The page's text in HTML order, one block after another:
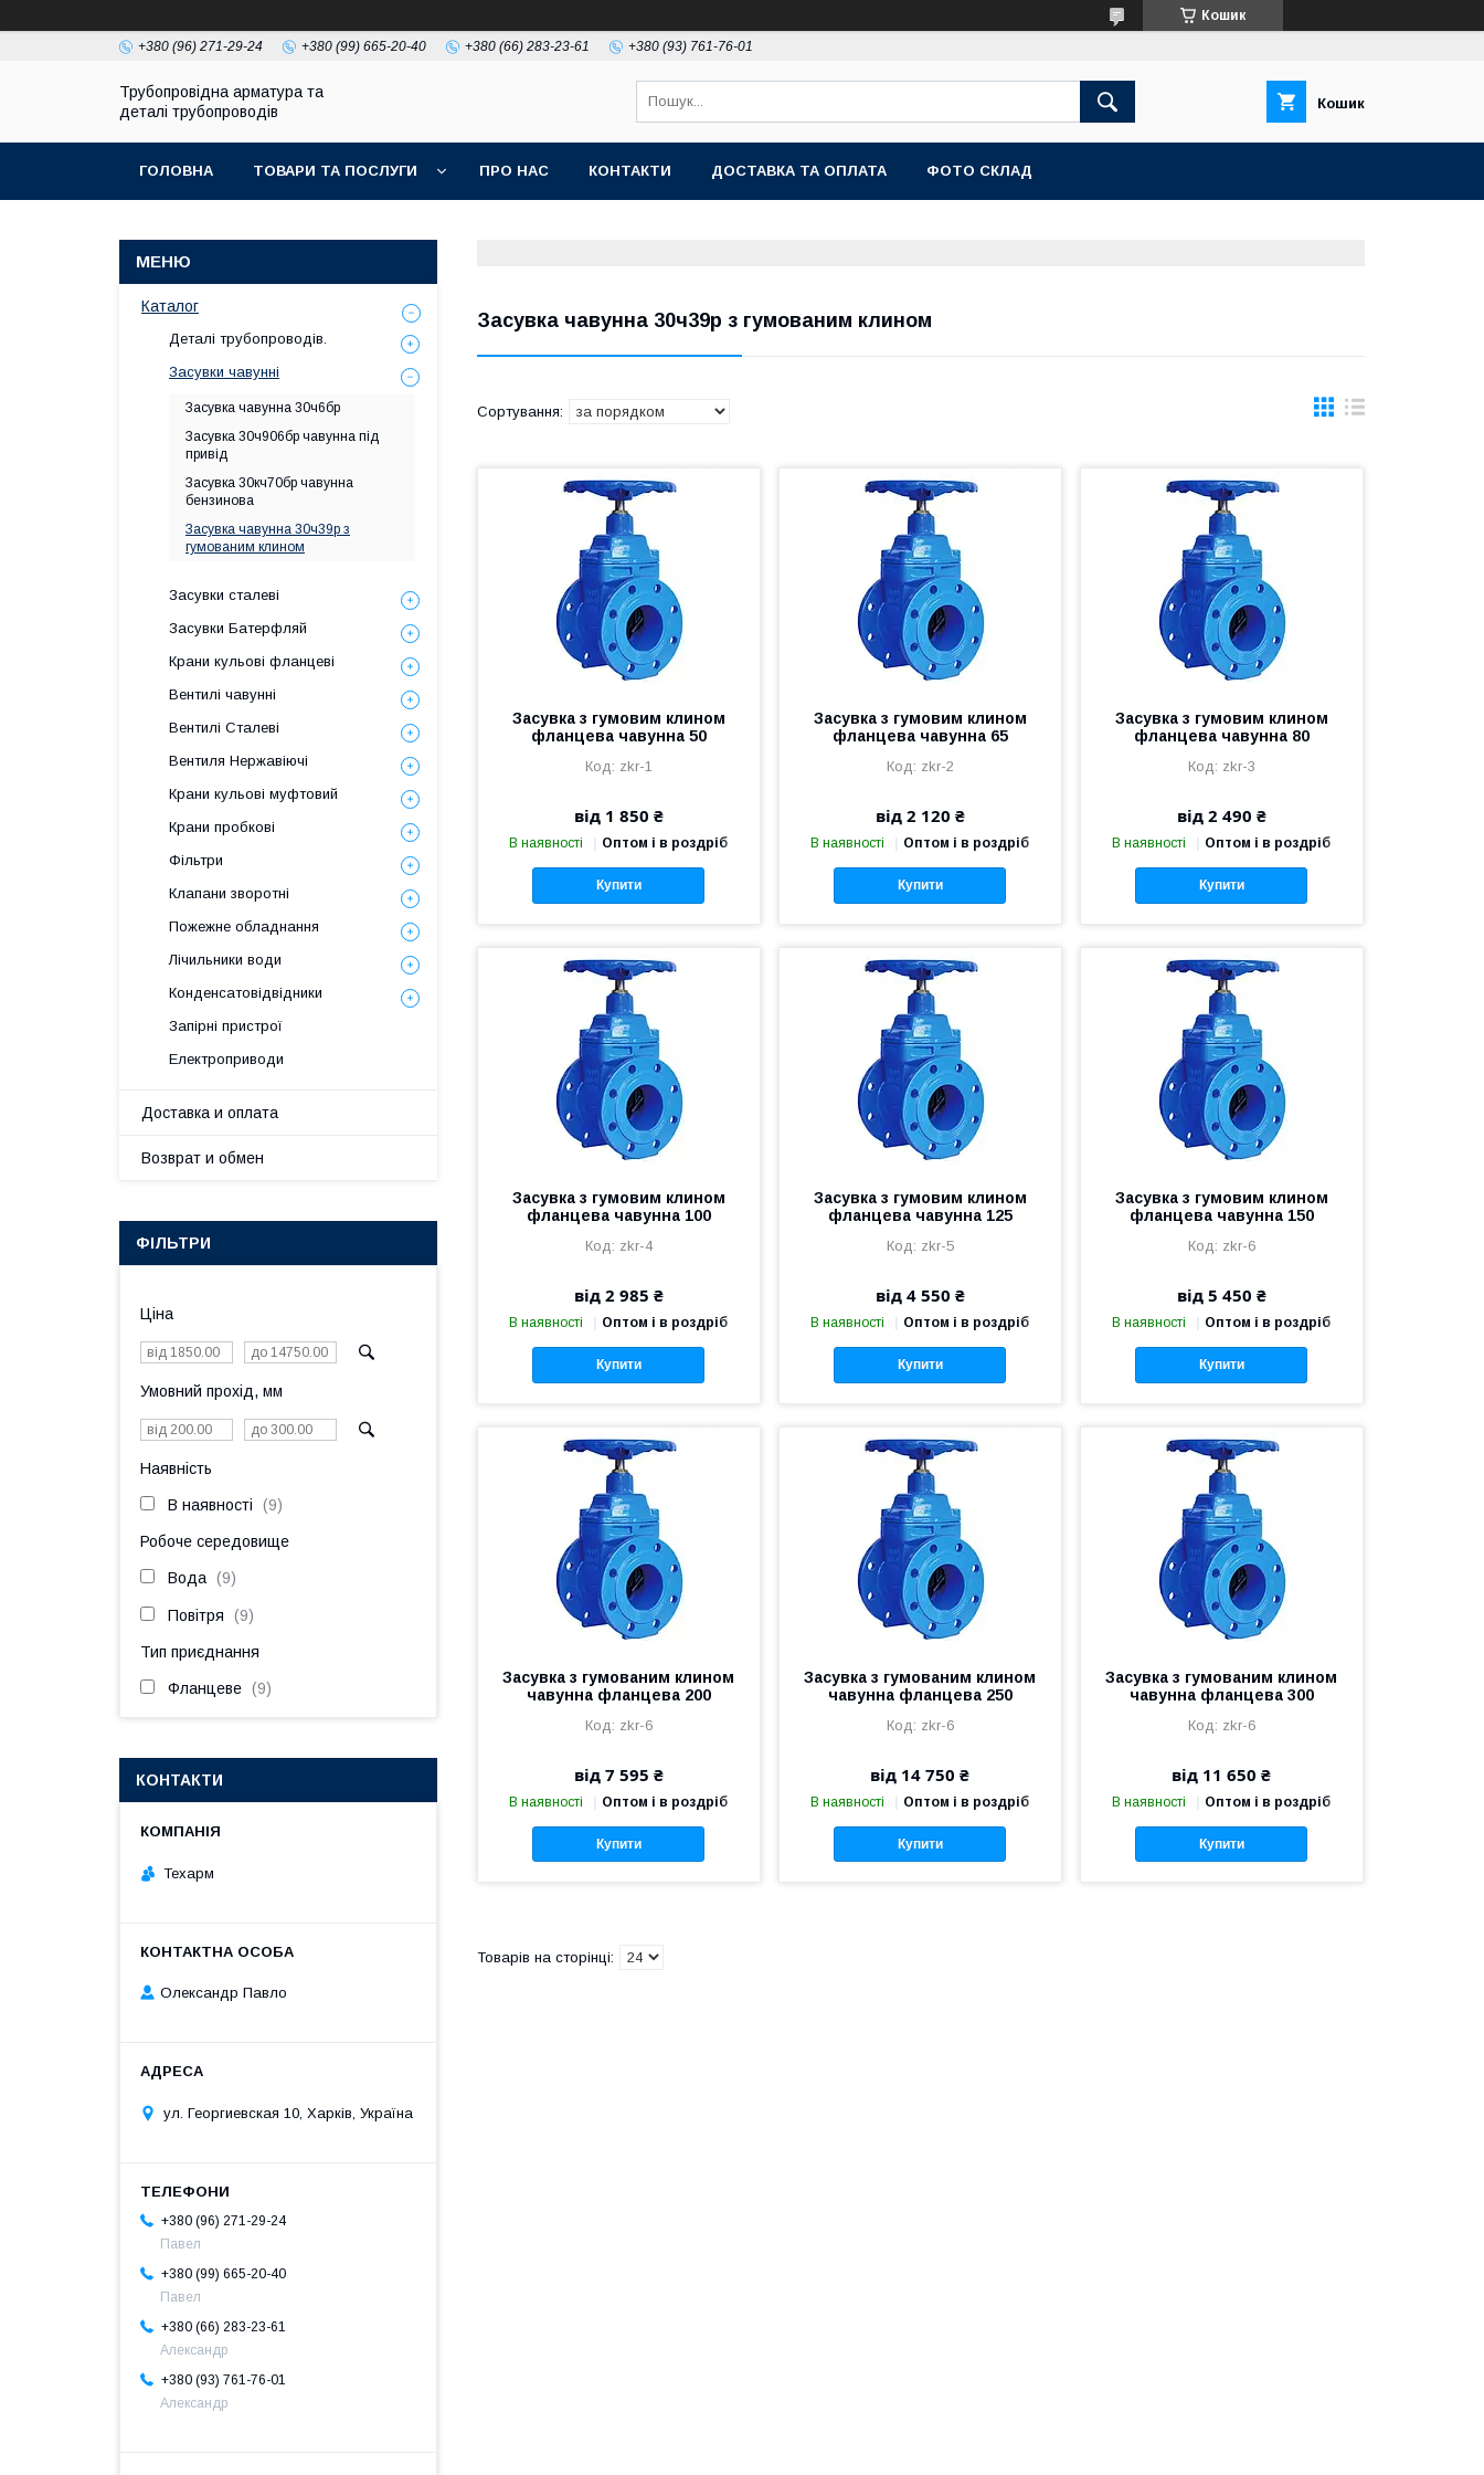
Кошик
+380 (96) 271-29-24 +380 (99) 665-20-40 +380 (66) 283-23-61 +380 (93) 761-76-01
Трубопровідна арматура та
деталі трубопроводів
Кошик
ГОЛОВНА ТОВАРИ ТА ПОСЛУГИ ПРО НАС КОНТАКТИ ДОСТАВКА ТА ОПЛАТА ФОТО СКЛАД
Засувка чавунна 30ч39р з гумованим клином
Засувка з гумовим клином
фланцева чавунна 50
zkr-1
від 1 850 ₴
В наявності Оптом і в роздріб
Купити
Засувка з гумовим клином
фланцева чавунна 65
zkr-2
від 2 120 ₴
В наявності Оптом і в роздріб
Купити
Засувка з гумовим клином
фланцева чавунна 80
zkr-3
від 2 490 ₴
В наявності Оптом і в роздріб
Купити
Засувка з гумовим клином
фланцева чавунна 100
zkr-4
від 2 985 ₴
В наявності Оптом і в роздріб
Купити
Засувка з гумовим клином
фланцева чавунна 125
zkr-5
від 4 550 ₴
В наявності Оптом і в роздріб
Купити
Засувка з гумовим клином
фланцева чавунна 150
zkr-6
від 5 450 ₴
В наявності Оптом і в роздріб
Купити
Засувка з гумованим клином
чавунна фланцева 200
zkr-6
від 7 595 ₴
В наявності Оптом і в роздріб
Купити
Засувка з гумованим клином
чавунна фланцева 250
zkr-6
від 14 750 ₴
В наявності Оптом і в роздріб
Купити
Засувка з гумованим клином
чавунна фланцева 300
zkr-6
від 11 650 ₴
В наявності Оптом і в роздріб
Купити
Каталог
Деталі трубопроводів.
Засувки чавунні
Засувка чавунна 30ч6бр
Засувка 30ч906бр чавунна під
привід
Засувка 30кч70бр чавунна
бензинова
Засувка чавунна 30ч39р з
гумованим клином
Засувки сталеві
Засувки Батерфляй
Крани кульові фланцеві
Вентилі чавунні
Вентилі Сталеві
Вентиля Нержавіючі
Крани кульові муфтовий
Крани пробкові
Фільтри
Клапани зворотні
Пожежне обладнання
Лічильники води
Конденсатовідвідники
Запірні пристрої
Електроприводи
Доставка и оплата
Возврат и обмен
ФІЛЬТРИ
Ціна
Умовний прохід, мм
Наявність
В наявності 9
Робоче середовище
Вода 9
Повітря 9
Тип приєднання
Фланцеве 9
КОНТАКТИ
Техарм
Олександр Павло
ул. Георгиевская 10, Харків, Україна
+380 (96) 271-29-24
Павел
+380 (99) 665-20-40
Павел
+380 (66) 283-23-61
Александр
+380 (93) 761-76-01
Александр